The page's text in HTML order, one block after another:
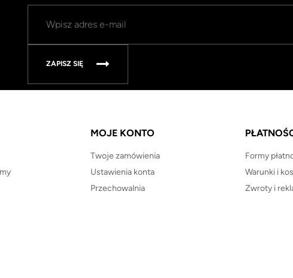
ZAPISZ SIĘ
MOJE KONTO
Twoje zamówienia
Ustawienia konta
Przechowalnia
Formy
Warunki i
Zwroty i